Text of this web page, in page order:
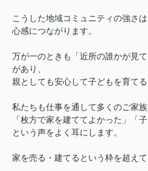
こうした地域コミュニティの強さ
心感につながります。
万が一のときも「近所の誰かが見
があり、
親としても安心して子どもを育てる
私たちも仕事を通して多くのご家族
「枚方で家を建ててよかった」「
という声をよく耳にします。
家を売る・建てるという枠を超え